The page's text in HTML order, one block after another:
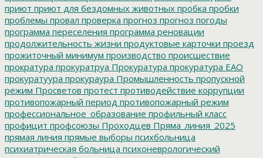
приют приют для бездомных животных пробка пробки
проблемы провал проверка прогноз прогноз погоды
программа переселения программа реновации
продолжительность жизни продуктовые карточки проезд
прожиточный минимум производство происшествие
прократура прокуратруа Прокуратура прокуратура ЕАО
прокуратуура прокураура Промышленность пропускной
режим Просветов протест противодействие коррупции
противопожарный период противопожарный режим
профессиональное_образование профильный класс
профицит профсоюзы Проходцев Пряма_линия_2025
прямая линия прямые выборы психбольница
психиатрическая больница психоневрологический